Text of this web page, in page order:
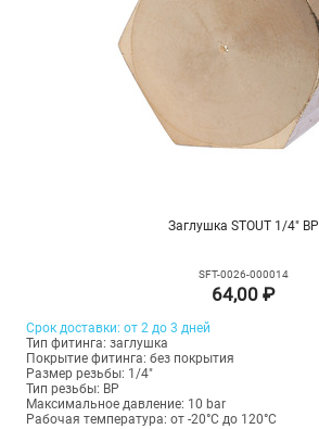
Заглушка STOUT 1/4" ВР
SFT-0026-000014
64,00 ₽
Срок доставки: от 2 до 3 дней
Тип фитинга: заглушка
Покрытие фитинга: без покрытия
Размер резьбы: 1/4"
Тип резьбы: ВР
Максимальное давление: 10 bar
Рабочая температура: от -20°C до 120°C